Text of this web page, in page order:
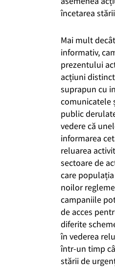
încetarea
Mai mult
informativ,
prezentului
acțiuni
suprapun cu
comunicatele
public
vedere că
informarea
reluarea
sectoare de
care
noilor
campaniile
de acces
diferite
în vederea
într-un timp
stării de